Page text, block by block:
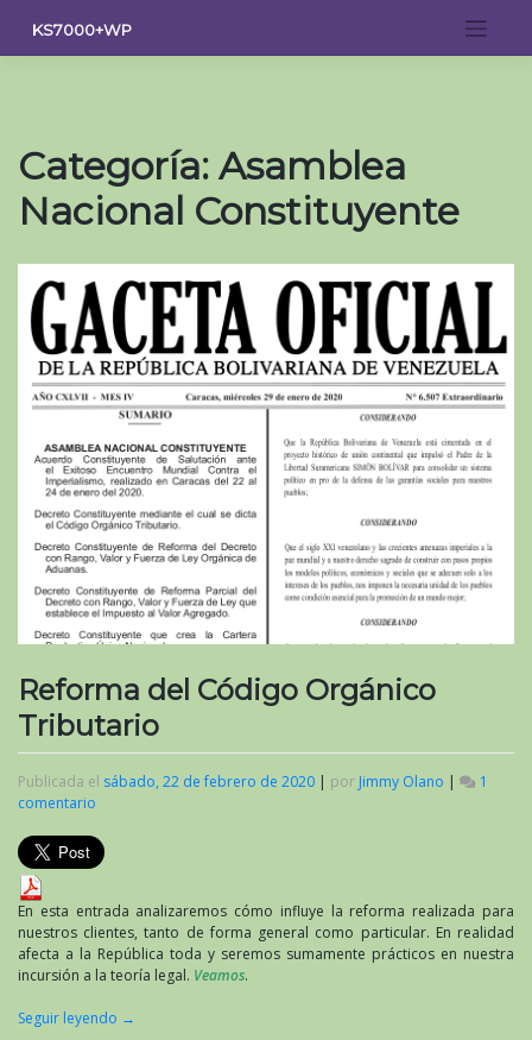
contenido
KS7000+WP
Categoría: Asamblea
Nacional Constituyente
Reforma del Código Orgánico
Tributario
Publicada el sábado, 22 de febrero de 2020 | por Jimmy Olano |
1
comentario
del
Código
Tributario
En esta entrada analizaremos cómo influye la reforma realizada para
nuestros clientes, tanto de forma general como particular. En realidad
afecta a la República toda y seremos sumamente prácticos en nuestra
incursión a la teoría legal. Veamos.
Seguir leyendo →